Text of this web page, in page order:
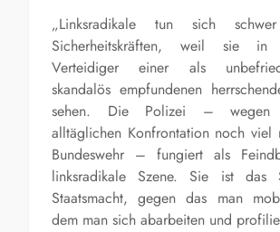
„Linksradikale tun sich
Sicherheitskräften, weil sie
Verteidiger einer als
skandalös empfundenen
sehen. Die Polizei – wegen
alltäglichen Konfrontation noch viel
Bundeswehr – fungiert als
linksradikale Szene. Sie ist das
Staatsmacht, gegen das man
dem man sich abarbeiten und